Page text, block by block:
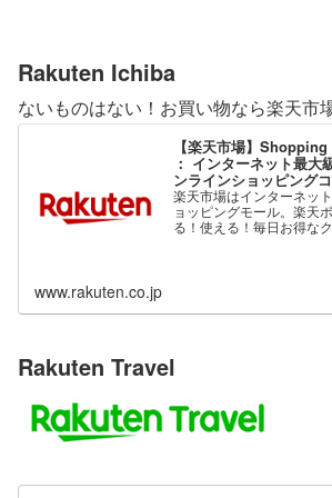
Rakuten Ichiba
ないものはない！お買い物なら楽天市
【楽天市場】
： インターネット最大
ンラインショッピング
楽天市場はインターネッ
ョッピングモール。楽天
る！使える！毎日お得な
www.rakuten.co.jp
Rakuten Travel